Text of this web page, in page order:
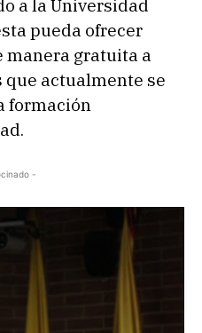
a la Universidad
pueda ofrecer
manera gratuita a
que actualmente se
formación
-